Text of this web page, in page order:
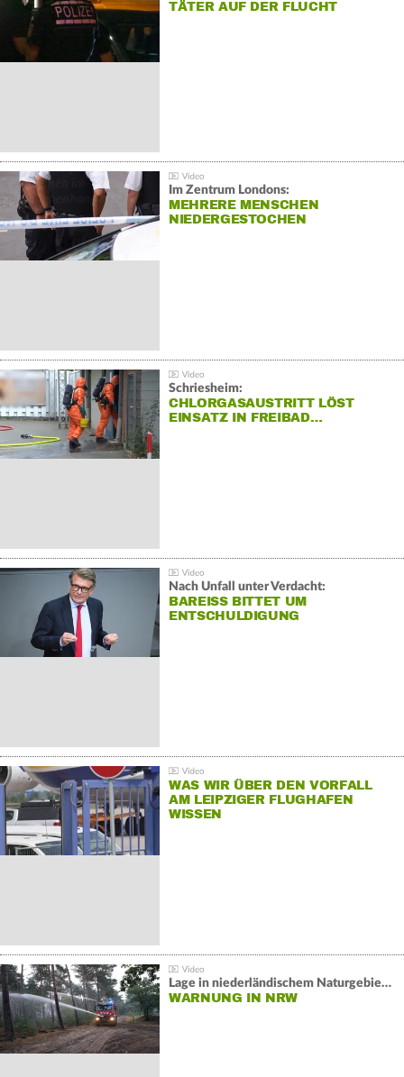
TÄTER AUF DER FLUCHT
Im Zentrum Londons:
MEHRERE MENSCHEN
NIEDERGESTOCHEN
Schriesheim:
CHLORGASAUSTRITT LÖST
EINSATZ IN FREIBAD…
Nach Unfall unter Verdacht:
BAREISS BITTET UM E
NTSCHULDIGUNG
WAS WIR ÜBER DEN VORFALL
AM LEIPZIGER FLUGHAFEN
WISSEN
Lage in niederländischem Naturgebiet stabil
WARNUNG IN NRW